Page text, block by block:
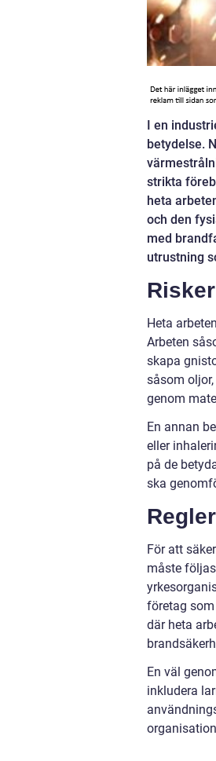
I en
betydelse.
strikta
heta
och den
med
utrustning
Heta
Arbeten
skapa
såsom
genom
En annan
eller
på de
ska
För att
måste
företag
där heta
En väl
inkludera